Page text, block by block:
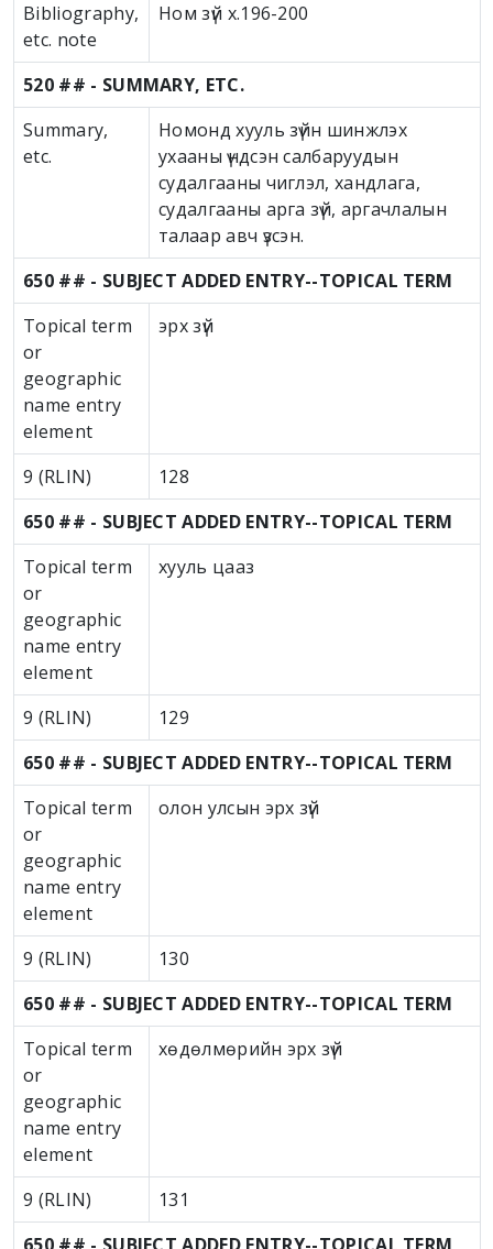
Bibliography,
etc. note
Ном зүй х.196-200
520 ## - SUMMARY, ETC.
Summary,
etc.
Номонд хууль зүйн шинжлэх
ухааны үндсэн салбаруудын
судалгааны чиглэл, хандлага,
судалгааны арга зүй, аргачлалын
талаар авч үзсэн.
650 ## - SUBJECT ADDED ENTRY--TOPICAL TERM
Topical term
or
geographic
name entry
element
эрх зүй
9 (RLIN)
128
650 ## - SUBJECT ADDED ENTRY--TOPICAL TERM
Topical term
or
geographic
name entry
element
хууль цааз
9 (RLIN)
129
650 ## - SUBJECT ADDED ENTRY--TOPICAL TERM
Topical term
or
geographic
name entry
element
олон улсын эрх зүй
9 (RLIN)
130
650 ## - SUBJECT ADDED ENTRY--TOPICAL TERM
Topical term
or
geographic
name entry
element
хөдөлмөрийн эрх зүй
9 (RLIN)
131